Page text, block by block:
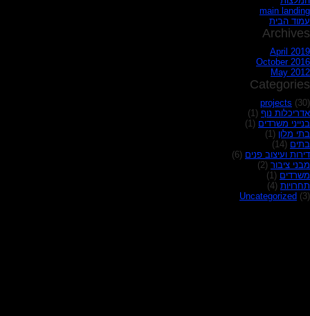
main landing
עמוד הבית
Archives
April 2019
October 2016
May 2012
Categories
projects (30)
אדריכלות נוף (1)
בנייני משרדים (1)
בתי מלון (1)
בתים (14)
דירות ועיצוב פנים (6)
מבני ציבור (2)
משרדים (1)
תחרויות (4)
Uncategorized (3)